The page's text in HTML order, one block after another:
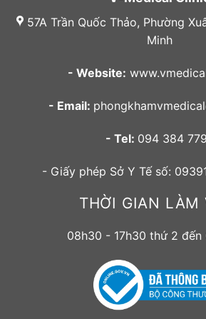
57A Trần Quốc Thảo, Phường
Minh
- Website:
- Email:
- Tel: 094 384
- Giấy phép Sở Y Tế số:
THỜI GIAN LÀM
08h30 - 17h30 thứ 2 đến